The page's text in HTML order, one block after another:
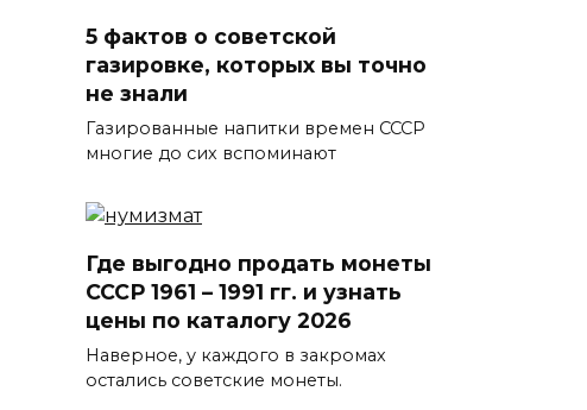
5 фактов о советской
газировке, которых вы точно
не знали
Газированные напитки времен СССР
многие до сих вспоминают
Где выгодно продать монеты
СССР 1961 – 1991 гг. и узнать
цены по каталогу 2026
Наверное, у каждого в закромах
остались советские монеты.